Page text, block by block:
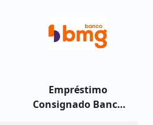
Empréstimo
Consignado Banco